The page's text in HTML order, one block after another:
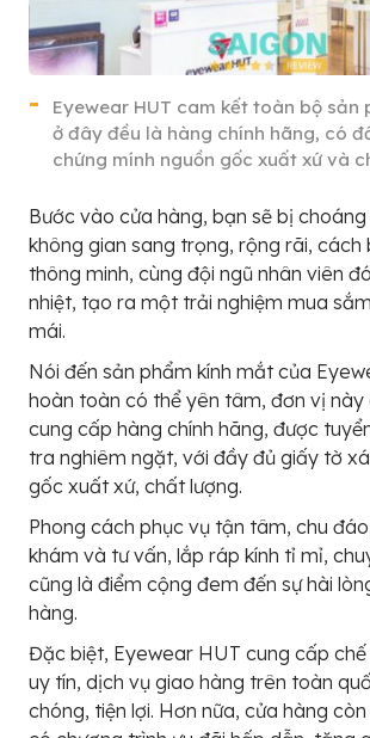
Eyewear HUT cam kết toàn bộ sản
ở đây đều là hàng chính hãng, có
chứng mính nguồn gốc xuất xứ và
Bước vào cửa hàng, bạn sẽ bị
không gian sang trọng, rộng rãi, cách
thông minh, cùng đội ngũ nhân viên
nhiệt, tạo ra một trải nghiệm mua
mái.
Nói đến sản phẩm kính mắt của
hoàn toàn có thể yên tâm, đơn vị này
cung cấp hàng chính hãng, được
tra nghiêm ngặt, với đầy đủ giấy tờ
gốc xuất xứ, chất lượng.
Phong cách phục vụ tận tâm, chu
khám và tư vấn, lắp ráp kính tỉ mỉ,
cũng là điểm cộng đem đến sự hài
hàng.
Đặc biệt, Eyewear HUT cung cấp
uy tín, dịch vụ giao hàng trên toàn
chóng, tiện lợi. Hơn nữa, cửa hàng